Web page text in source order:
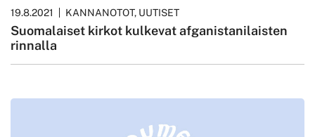
19.8.2021 KANNANOTOT, UUTISET
Suomalaiset kirkot kulkevat afganistanilaisten
rinnalla